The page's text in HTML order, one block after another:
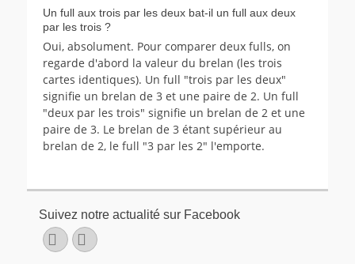
Un full aux trois par les deux bat-il un full aux deux
par les trois ?
Oui, absolument. Pour comparer deux fulls, on
regarde d'abord la valeur du brelan (les trois
cartes identiques). Un full "trois par les deux"
signifie un brelan de 3 et une paire de 2. Un full
"deux par les trois" signifie un brelan de 2 et une
paire de 3. Le brelan de 3 étant supérieur au
brelan de 2, le full "3 par les 2" l'emporte.
Suivez notre actualité sur Facebook
Facebook
E-
mail